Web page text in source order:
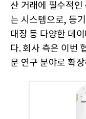
산 거래에 필수적인
는 시스템으로, 등
대장 등 다양한 데
다. 회사 측은 이번
문 연구 분야로 확